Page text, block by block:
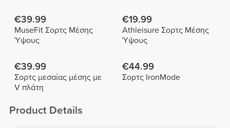
€39.99
MuseFit Σορτς Μέσης
Ύψους
€19.99
Athleisure Σορτς Μέσης
Ύψους
€39.99
Σορτς μεσαίας μέσης με
V πλάτη
€44.99
Σορτς IronMode
Product Details